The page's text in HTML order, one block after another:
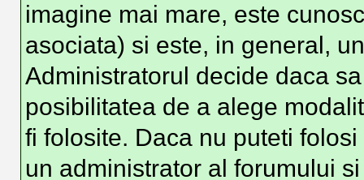
imagine mai mare, este
asociata) si este, in general,
Administratorul decide daca
posibilitatea de a alege
fi folosite. Daca nu puteti
un administrator al forumului